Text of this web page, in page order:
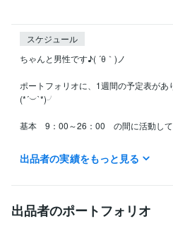
スケジュール
ちゃんと男性です♪( ´θ｀)ノ
ポートフォリオに、1週間の予定表が
(*´︶`*)╯
基本　9：00～26：00　の間に活動し
"自分の苦しいことは､
        人を見捨てていい理由にはならない！"
社会人や人間をやっているとツラいツラ
わたしだってあなただって…
出品者の実績をもっと見る
出品者のポートフォリオ